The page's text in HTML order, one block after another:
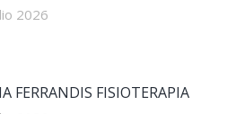
2026
FERRANDIS FISIOTERAPIA